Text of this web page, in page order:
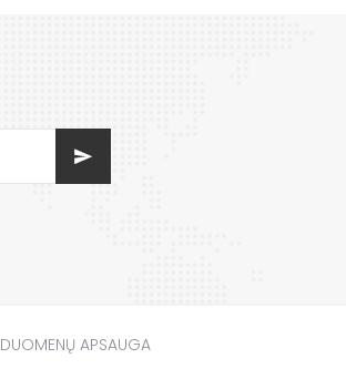
DUOMENŲ APSAUGA